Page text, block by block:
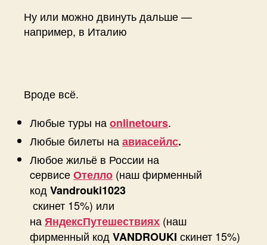
Ну или можно двинуть дальше —
например, в Италию
Вроде всё.
Любые туры наonlinetours.
Любые билеты наавиасейлс.
Любое жильё в России на
cервисеОтелло (наш фирменный
код Vandrouki1023
скинет 15%) или
наЯндексПутешествиях (наш
фирменный код VANDROUKI скинет 15%)